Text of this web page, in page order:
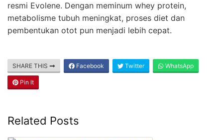
resmi Evolene. Dengan meminum whey protein,
metabolisme tubuh meningkat, proses diet dan
pembentukan otot pun menjadi lebih cepat.
SHARE THIS Facebook Twitter WhatsApp
Pin It
Related Posts